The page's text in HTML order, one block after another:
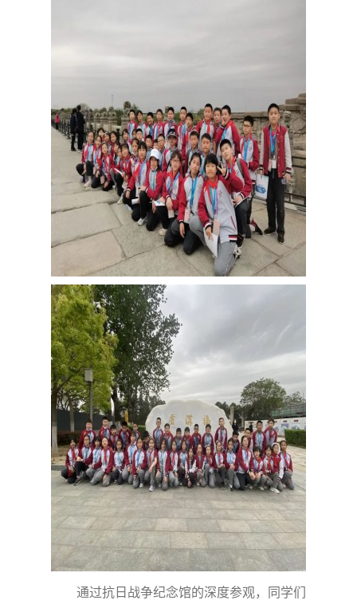
通过抗日战争纪念馆的深度参观，同学们